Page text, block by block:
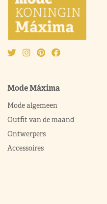
Mode Máxima
Mode algemeen
Outfit van de maand
Ontwerpers
Accessoires